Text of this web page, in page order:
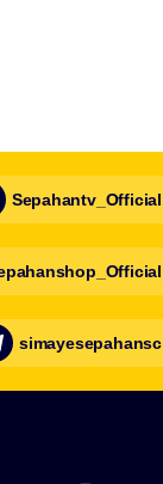
Sepahantv_Official
simayesepahansc